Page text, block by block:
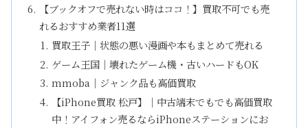
【ブックオフで売れない時はココ！】買取不可でも売
れるおすすめ業者11選
買取王子｜状態の悪い漫画や本もまとめて売れる
ゲーム王国｜壊れたゲーム機・古いハードもOK
mmoba｜ジャンク品も高価買取
【iPhone買取 松戸】｜中古端末でもでも高価買取
中！アイフォン売るならiPhoneステーションにお